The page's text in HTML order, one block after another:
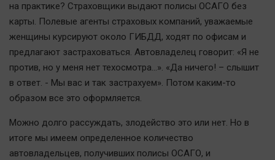
Дети
ЖКХ
Интервью
Качество жизни
Народная журналистика
на практике? Страховщики выдают полисы ОСАГО без
карты. Полевые агенты страховых компаний, уважаемые
женщины курсируют около ГИБДД, ходят по офисам и
предлагают застраховаться. Автовладелец говорит: «Я не
против, но у меня нет техосмотра…». «Да ничего! – слышит
в ответ. - Мы вас и так застрахуем». Потом каким-то
образом все это оформляется.
Можно долго рассуждать, злодейство это или нет. Но в
итоге мы имеем определенное количество
автовладельцев, получивших полисы ОСАГО, и